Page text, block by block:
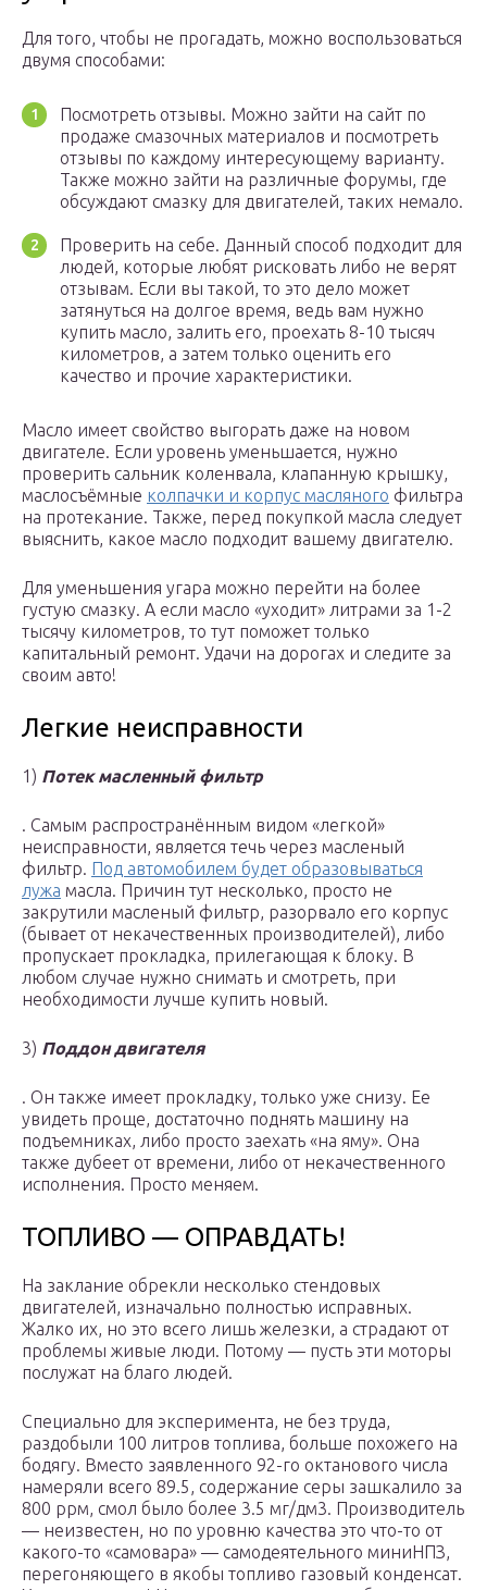
Для того, чтобы не прогадать, можно воспользоваться
двумя способами:
Посмотреть отзывы. Можно зайти на сайт по
продаже смазочных материалов и посмотреть
отзывы по каждому интересующему варианту.
Также можно зайти на различные форумы, где
обсуждают смазку для двигателей, таких немало.
Проверить на себе. Данный способ подходит для
людей, которые любят рисковать либо не верят
отзывам. Если вы такой, то это дело может
затянуться на долгое время, ведь вам нужно
купить масло, залить его, проехать 8-10 тысяч
километров, а затем только оценить его
качество и прочие характеристики.
Масло имеет свойство выгорать даже на новом
двигателе. Если уровень уменьшается, нужно
проверить сальник коленвала, клапанную крышку,
маслосъёмные колпачки и корпус масляного фильтра
на протекание. Также, перед покупкой масла следует
выяснить, какое масло подходит вашему двигателю.
Для уменьшения угара можно перейти на более
густую смазку. А если масло «уходит» литрами за 1-2
тысячу километров, то тут поможет только
капитальный ремонт. Удачи на дорогах и следите за
своим авто!
Легкие неисправности
1) Потек масленный фильтр
. Самым распространённым видом «легкой»
неисправности, является течь через масленый
фильтр. Под автомобилем будет образовываться
лужа масла. Причин тут несколько, просто не
закрутили масленый фильтр, разорвало его корпус
(бывает от некачественных производителей), либо
пропускает прокладка, прилегающая к блоку. В
любом случае нужно снимать и смотреть, при
необходимости лучше купить новый.
3) Поддон двигателя
. Он также имеет прокладку, только уже снизу. Ее
увидеть проще, достаточно поднять машину на
подъемниках, либо просто заехать «на яму». Она
также дубеет от времени, либо от некачественного
исполнения. Просто меняем.
ТОПЛИВО — ОПРАВДАТЬ!
На заклание обрекли несколько стендовых
двигателей, изначально полностью исправных.
Жалко их, но это всего лишь железки, а страдают от
проблемы живые люди. Потому — пусть эти моторы
послужат на благо людей.
Специально для эксперимента, не без труда,
раздобыли 100 литров топлива, больше похожего на
бодягу. Вместо заявленного 92-го октанового числа
намеряли всего 89.5, содержание серы зашкалило за
800 ррм, смол было более 3.5 мг/дм3. Производитель
— неизвестен, но по уровню качества это что-то от
какого-то «самовара» — самодеятельного миниНПЗ,
перегоняющего в якобы топливо газовый конденсат.